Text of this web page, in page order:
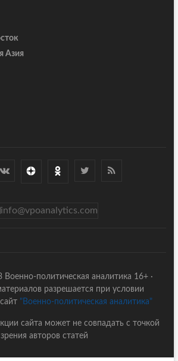
Азия
info@vpoanalytics.com
политическая аналитика 16+ ·
разрешается при условии
"Военно-политическая аналитика"
сайта может не совпадать с точкой
зрения авторов статей